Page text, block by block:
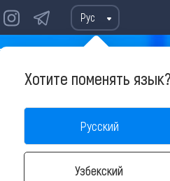
Рус
Хотите поменять
Русский
Узбекский
в подборе тура